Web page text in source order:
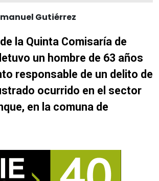
Gutiérrez
la Quinta Comisaría de
un hombre de 63 años
responsable de un delito de
ocurrido en el sector
en la comuna de